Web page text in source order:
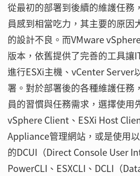
從最初的部署到後續的維護任務
員感到相當吃力，其主要的原因
的設計不良。而VMware
版本，依舊提供了完善的工具讓
進行ESXi主機、vCenter Server
署。對於部署後的各種維護任務
員的習慣與任務需求，選擇使用
vSphere Client、ESXi Host
Appliance管理網站，或是使用
的DCUI（Direct Console User
PowerCLI、ESXCLI、DCLI（